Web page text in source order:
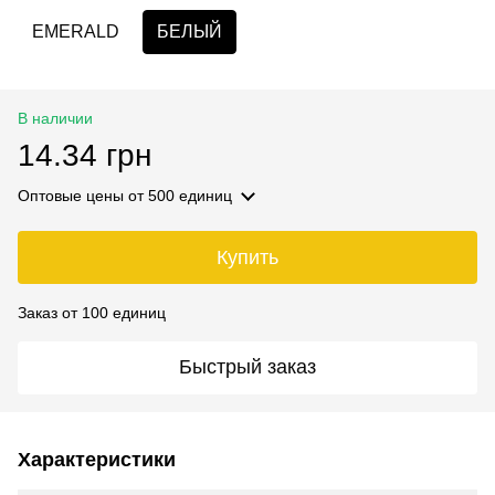
EMERALD БЕЛЫЙ
В наличии
14.34 грн
Оптовые цены от 500 единиц
Купить
Заказ от 100 единиц
Быстрый заказ
Характеристики